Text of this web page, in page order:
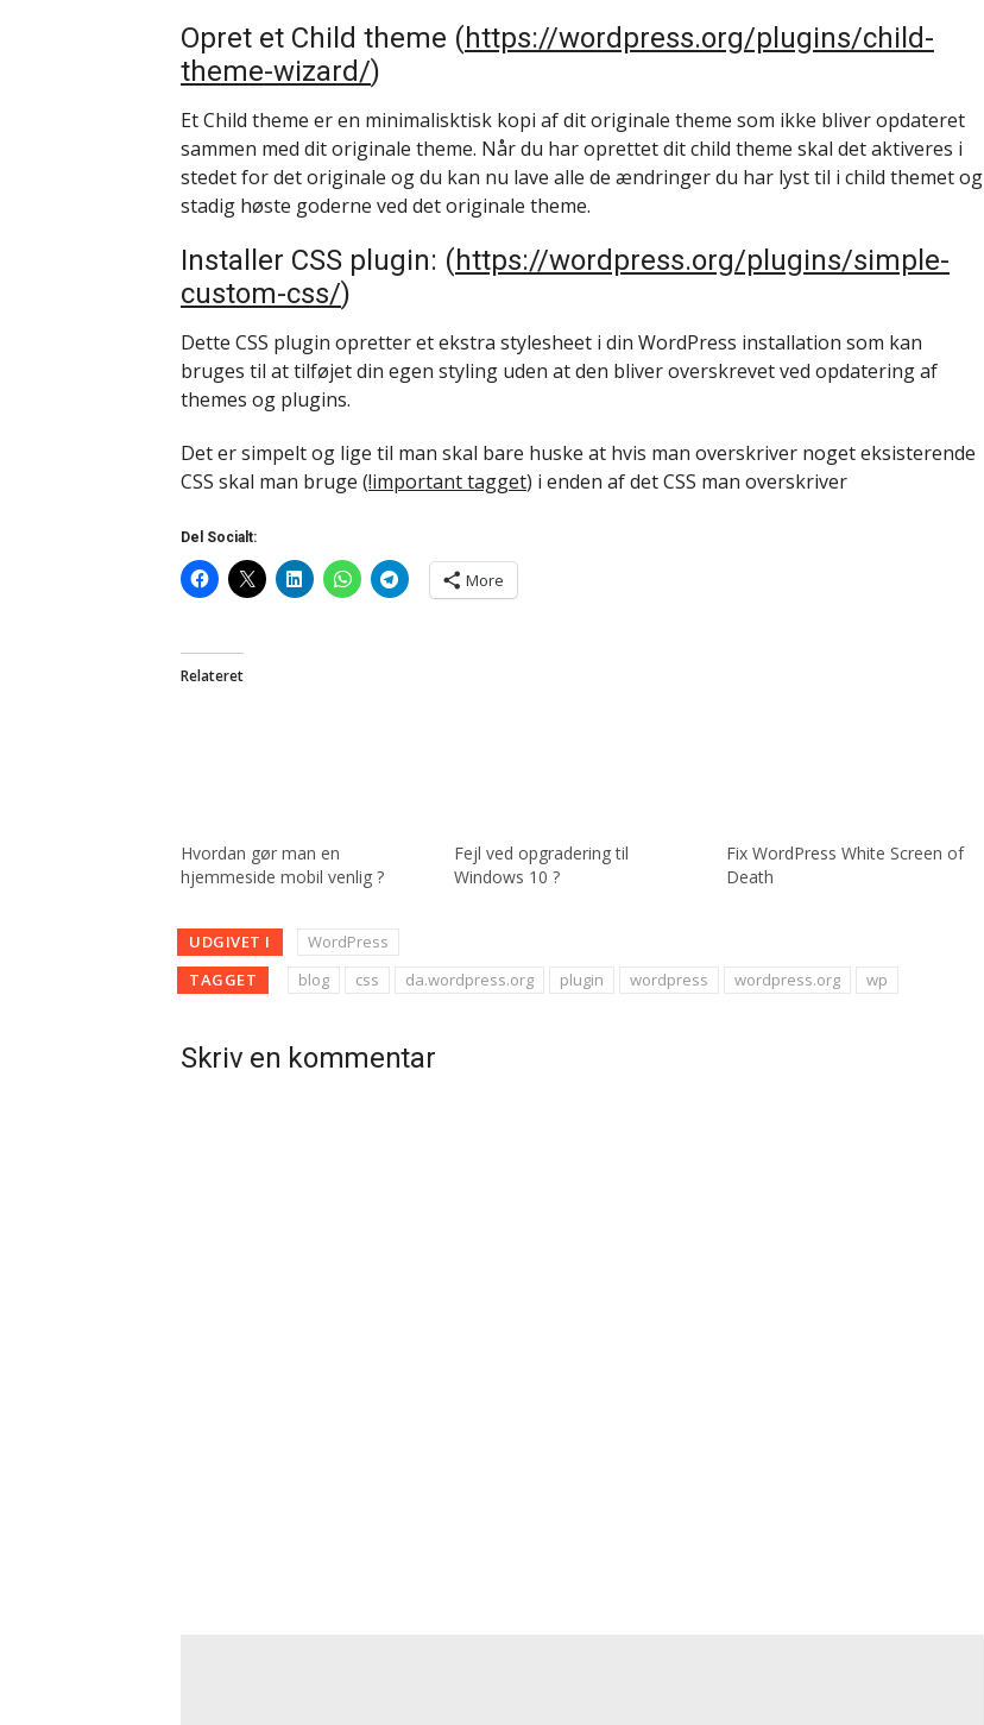
Opret et Child theme (https://wordpress.org/plugins/child-
theme-wizard/)
Et Child theme er en minimalisktisk kopi af dit originale theme som ikke bliver opdateret
sammen med dit originale theme. Når du har oprettet dit child theme skal det aktiveres i
stedet for det originale og du kan nu lave alle de ændringer du har lyst til i child themet og
stadig høste goderne ved det originale theme.
Installer CSS plugin: (https://wordpress.org/plugins/simple-
custom-css/)
Dette CSS plugin opretter et ekstra stylesheet i din WordPress installation som kan
bruges til at tilføjet din egen styling uden at den bliver overskrevet ved opdatering af
themes og plugins.
Det er simpelt og lige til man skal bare huske at hvis man overskriver noget eksisterende
CSS skal man bruge (!important tagget) i enden af det CSS man overskriver
Del Socialt:
More
Relateret
Hvordan gør man en
hjemmeside mobil venlig ?
Fejl ved opgradering til
Windows 10 ?
Fix WordPress White Screen of
Death
UDGIVET I
WordPress
TAGGET
blog css da.wordpress.org plugin wordpress wordpress.org wp
Skriv en kommentar